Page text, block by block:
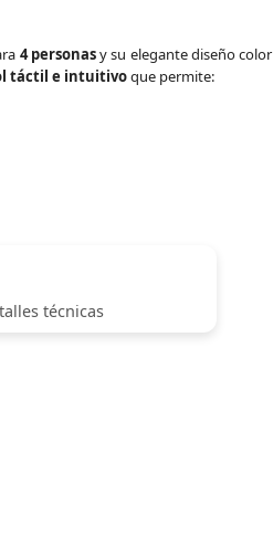
4 personasy su elegante diseño color
táctil e intuitivoque permite:
técnicas